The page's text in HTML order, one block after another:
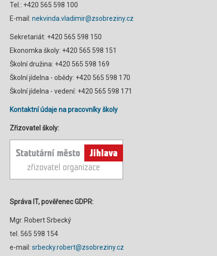
Tel.: +420 565 598 100
E-mail: nekvinda.vladimir@zsobreziny.cz
Sekretariát: +420 565 598 150
Ekonomka školy: +420 565 598 151
Školní družina: +420 565 598 169
Školní jídelna - obědy: +420 565 598 170
Školní jídelna - vedení: +420 565 598 171
Kontaktní údaje na pracovníky školy
Zřizovatel školy:
Správa IT, pověřenec GDPR:
Mgr. Robert Srbecký
tel. 565 598 154
e-mail: srbecky.robert@zsobreziny.cz